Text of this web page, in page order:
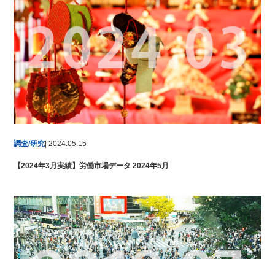
調査/研究| 2024.05.15
【2024年3月実績】労働市場データ 2024年5月